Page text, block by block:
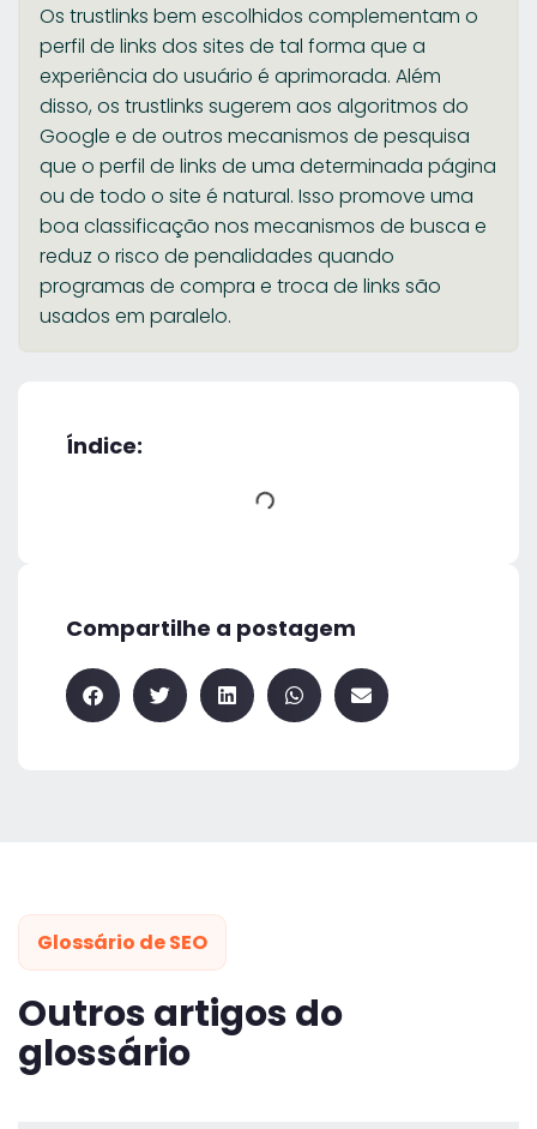
Os trustlinks bem escolhidos complementam o
perfil de links dos sites de tal forma que a
experiência do usuário é aprimorada. Além
disso, os trustlinks sugerem aos algoritmos do
Google e de outros mecanismos de pesquisa
que o perfil de links de uma determinada página
ou de todo o site é natural. Isso promove uma
boa classificação nos mecanismos de busca e
reduz o risco de penalidades quando
programas de compra e troca de links são
usados em paralelo.
Índice:
Compartilhe a postagem
Glossário de SEO
Outros artigos do
glossário